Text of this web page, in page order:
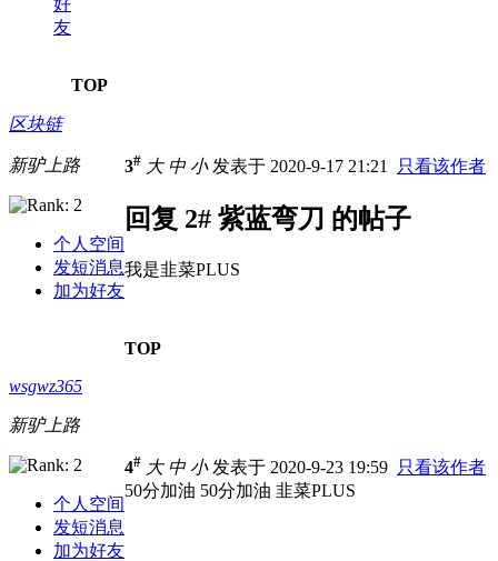
友
TOP
区块链
新驴上路
个人空间
发短消息
加为好友
3# 大 中 小发表于 2020-9-17 21:21 只看该作者
回复 2# 紫蓝弯刀 的帖子
我是韭菜PLUS
TOP
wsgwz365
新驴上路
个人空间
发短消息
加为好友
4# 大 中 小发表于 2020-9-23 19:59 只看该作者
50分加油 50分加油 韭菜PLUS